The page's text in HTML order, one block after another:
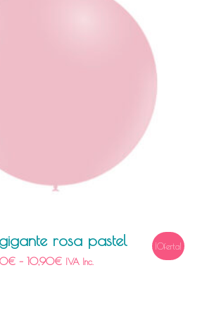
rosa pastel
€ –10,90€ IVA Inc.
¡Oferta!